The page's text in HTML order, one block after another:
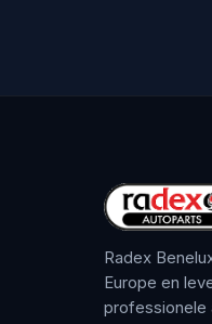
Radex
Europe en
professionele